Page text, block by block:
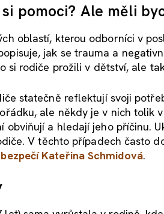
pomoci? Ale měli
oblastí, kterou odborníci v
jak se trauma a
si rodiče prožili v dětství, ale
statečně reflektují svoji
ale někdy je v nich tolik
obviňují a hledají jeho příčinu.
V těchto případech často
Kateřina Schmidová.